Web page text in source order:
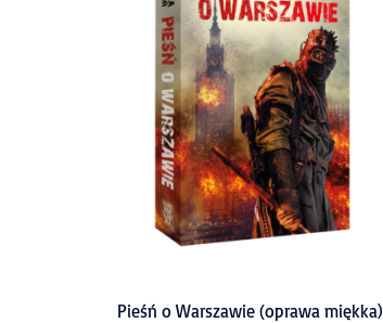
Pieśń o Warszawie (oprawa miękka)